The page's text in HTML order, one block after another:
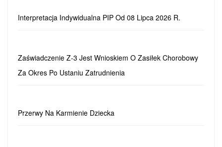
Interpretacja Indywidualna PIP Od 08 Lipca 2026 R.
Zaświadczenie Z-3 Jest Wnioskiem O Zasiłek Chorobowy
Za Okres Po Ustaniu Zatrudnienia
Przerwy Na Karmienie Dziecka